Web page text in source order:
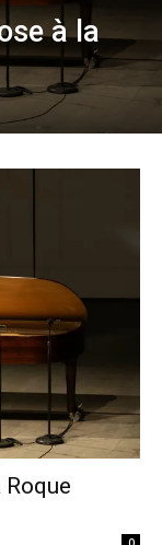
à la
Roque